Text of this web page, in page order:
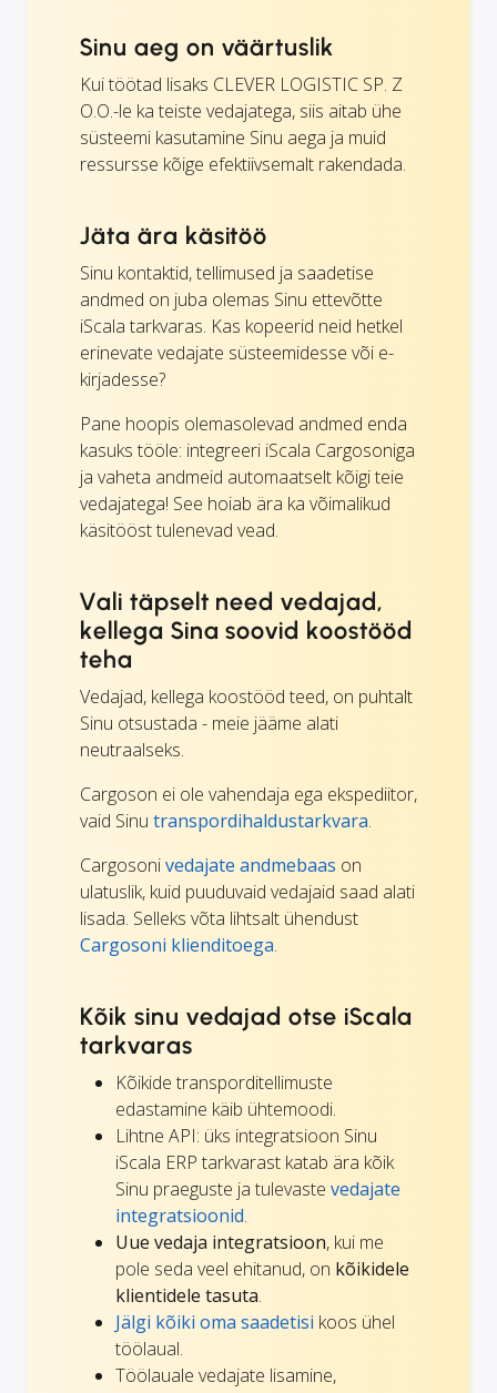
Sinu aeg on väärtuslik
Kui töötad lisaks CLEVER LOGISTIC SP. Z
O.O.-le ka teiste vedajatega, siis aitab ühe
süsteemi kasutamine Sinu aega ja muid
ressursse kõige efektiivsemalt rakendada.
Jäta ära käsitöö
Sinu kontaktid, tellimused ja saadetise
andmed on juba olemas Sinu ettevõtte
iScala tarkvaras. Kas kopeerid neid hetkel
erinevate vedajate süsteemidesse või e-
kirjadesse?
Pane hoopis olemasolevad andmed enda
kasuks tööle: integreeri iScala Cargosoniga
ja vaheta andmeid automaatselt kõigi teie
vedajatega! See hoiab ära ka võimalikud
käsitööst tulenevad vead.
Vali täpselt need vedajad,
kellega Sina soovid koostööd
teha
Vedajad, kellega koostööd teed, on puhtalt
Sinu otsustada - meie jääme alati
neutraalseks.
Cargoson ei ole vahendaja ega ekspediitor,
vaid Sinu transpordihaldustarkvara.
Cargosonivedajate andmebaas on
ulatuslik, kuid puuduvaid vedajaid saad alati
lisada. Selleks võta lihtsalt ühendust
Cargosoni klienditoega.
Kõik sinu vedajad otse iScala
tarkvaras
Kõikide transporditellimuste
edastamine käib ühtemoodi.
Lihtne API: üks integratsioon Sinu
iScala ERP tarkvarast katab ära kõik
Sinu praeguste ja tulevaste vedajate
integratsioonid.
Uue vedaja integratsioon, kui me
pole seda veel ehitanud, on kõikidele
klientidele tasuta.
Jälgi kõiki oma saadetisi koos ühel
töölaual.
Töölauale vedajate lisamine,